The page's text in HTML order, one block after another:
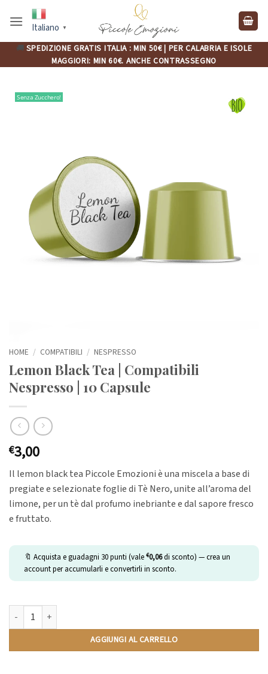
Italiano ▼
🚚 SPEDIZIONE GRATIS ITALIA : MIN 50€ | PER CALABRIA E ISOLE
MAGGIORI: MIN 60€. ANCHE CONTRASSEGNO
Senza Zucchero!
HOME / COMPATIBILI / NESPRESSO
Lemon Black Tea | Compatibili
Nespresso | 10 Capsule
€3,00
Il lemon black tea Piccole Emozioni è una miscela a base di
pregiate e selezionate foglie di Tè Nero, unite all’aroma del
limone, per un tè dal profumo inebriante e dal sapore fresco
e fruttato.
🔖 Acquista e guadagni 30punti (vale €0,06di sconto) — crea un
account per accumularli e convertirli in sconto.
Lemon Black Tea | Compatibili Nespresso | 10 Capsule quantità
AGGIUNGI AL CARRELLO